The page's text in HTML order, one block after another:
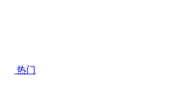
热门